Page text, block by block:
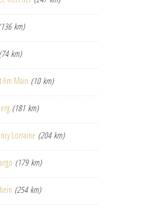
km)
(74 km)
Main (10 km)
(181 km)
Lorraine (204 km)
(179 km)
(254 km)